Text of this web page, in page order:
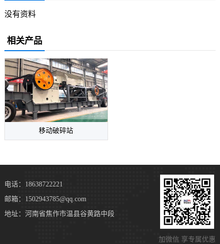
没有资料
相关产品
移动破碎站
加微信 享专属优惠
电话：18638722221
邮箱：1502943785@qq.com
地址：河南省焦作市温县谷黄路中段